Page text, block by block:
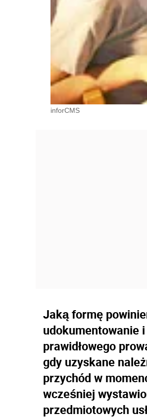
inforCMS
Jaką formę
udokumentowanie
prawidłowego
gdy uzyskane
przychód w
wcześniej
przedmiotowych